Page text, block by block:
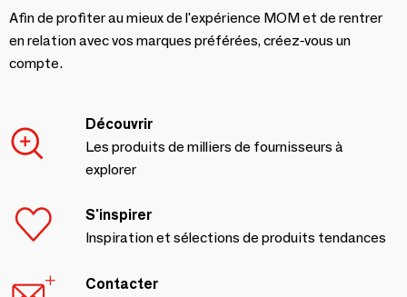
Afin de profiter au mieux de l'expérience MOM et de rentrer
en relation avec vos marques préférées, créez-vous un
compte.
Découvrir
Les produits de milliers de fournisseurs à
explorer
S'inspirer
Inspiration et sélections de produits tendances
Contacter